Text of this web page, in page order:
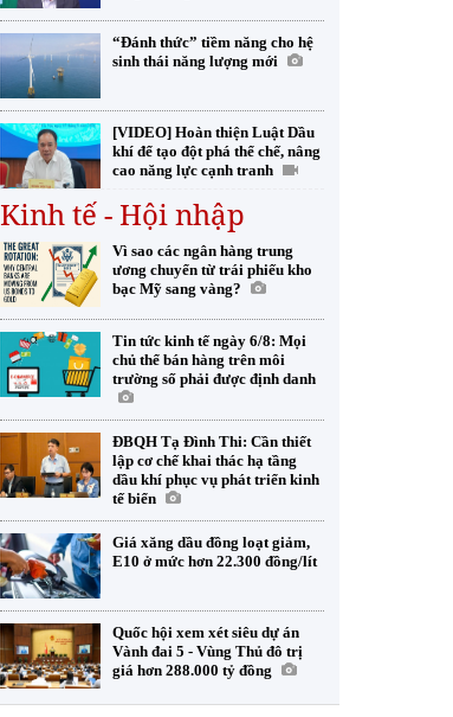
“Đánh thức” tiềm năng cho hệ
sinh thái năng lượng mới
[VIDEO] Hoàn thiện Luật Dầu
khí để tạo đột phá thể chế, nâng
cao năng lực cạnh tranh
Kinh tế - Hội nhập
Vì sao các ngân hàng trung
ương chuyển từ trái phiếu kho
bạc Mỹ sang vàng?
Tin tức kinh tế ngày 6/8: Mọi
chủ thể bán hàng trên môi
trường số phải được định danh
ĐBQH Tạ Đình Thi: Cần thiết
lập cơ chế khai thác hạ tầng
dầu khí phục vụ phát triển kinh
tế biển
Giá xăng dầu đồng loạt giảm,
E10 ở mức hơn 22.300 đồng/lít
Quốc hội xem xét siêu dự án
Vành đai 5 - Vùng Thủ đô trị
giá hơn 288.000 tỷ đồng